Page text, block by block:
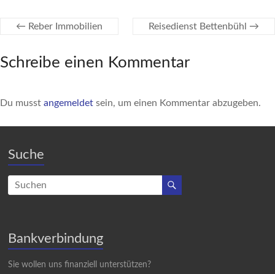
← Reber Immobilien Reisedienst Bettenbühl →
Schreibe einen Kommentar
Du musst angemeldet sein, um einen Kommentar abzugeben.
Suche
Bankverbindung
Sie wollen uns finanziell unterstützen?